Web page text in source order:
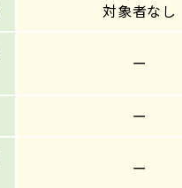
対象者なし
ー
ー
ー